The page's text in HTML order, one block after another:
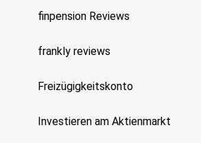
finpension Reviews
frankly reviews
Freizügigkeitskonto
Investieren am Aktienmarkt